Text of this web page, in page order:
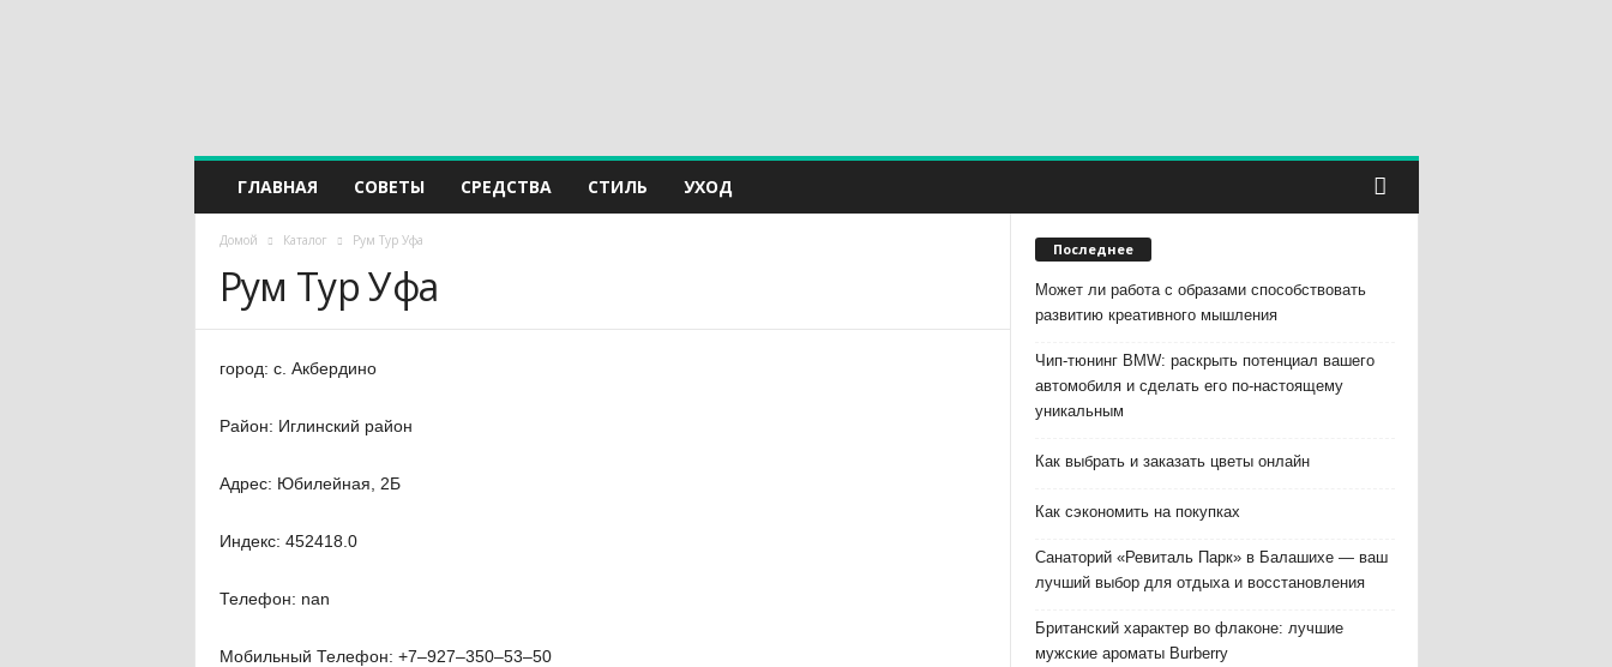
ГЛАВНАЯ СОВЕТЫ СРЕДСТВА СТИЛЬ УХОД
Домой Каталог Рум Тур Уфа
Рум Тур Уфа
город: с. Акбердино
Район: Иглинский район
Адрес: Юбилейная, 2Б
Индекс: 452418.0
Телефон: nan
Мобильный Телефон: +7‒927‒350‒53‒50
Последнее
Может ли работа с образами способствовать
развитию креативного мышления
Чип-тюнинг BMW: раскрыть потенциал вашего
автомобиля и сделать его по-настоящему
уникальным
Как выбрать и заказать цветы онлайн
Как сэкономить на покупках
Санаторий «Ревиталь Парк» в Балашихе — ваш
лучший выбор для отдыха и восстановления
Британский характер во флаконе: лучшие
мужские ароматы Burberry